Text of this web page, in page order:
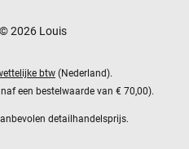
2026 Louis
btw (Nederland).
een bestelwaarde van € 70,00).
detailhandelsprijs.